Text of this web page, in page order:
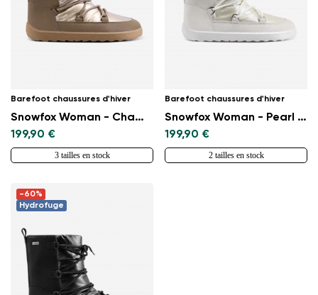
Barefoot chaussures d'hiver
Snowfox Woman - Champagne & Brown
199,90 €
3 tailles en stock
Barefoot chaussures d'hiver
Snowfox Woman - Pearl White
199,90 €
2 tailles en stock
-60%
Hydrofuge